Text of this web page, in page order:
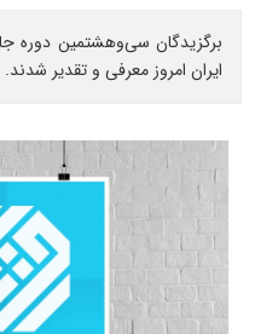
برگزیدگان سی‌وهشتمین دوره
ایران امروز معرفی و تقدیر شدند.